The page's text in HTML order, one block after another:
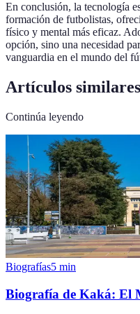
En conclusión, la tecnología
formación de futbolistas,
físico y mental más eficaz.
opción, sino una necesidad
vanguardia en el mundo del
Artículos similares
Continúa leyendo
Biografías5 min
Biografía de Kaká: El